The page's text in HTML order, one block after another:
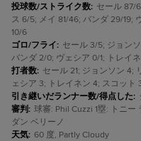
投球数/ストライク数: セール 87/
ス 6/5; メイ 81/46; バンダ 29/19;
10/6
ゴロ/フライ: セール 3/5; ジョン
バンダ 2/0; ヴェシア 0/1; トレイ
打者数: セール 21; ジョンソン 4;
ェシア 3; トレイネン 4; スコット
引き継いだランナー数/得点した:
審判: 球審: Phil Cuzzi 1塁: トニ
ダン ベリーノ
天気: 60 度, Partly Cloudy